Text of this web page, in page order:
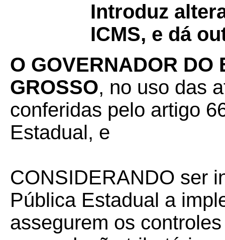
Introduz
ICMS, e dá
O GOVERNADOR DO
GROSSO, no uso das
conferidas pelo artigo
Estadual, e
CONSIDERANDO ser
Pública Estadual a
assegurem os